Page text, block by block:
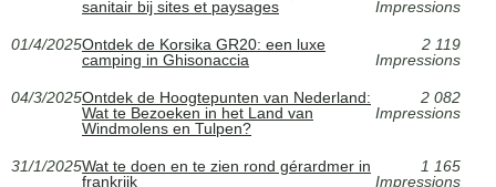
sanitair bij sites et paysages
Impressions
01/4/2025Ontdek de Korsika GR20: een luxe
camping in Ghisonaccia
2 119
Impressions
04/3/2025Ontdek de Hoogtepunten van Nederland:
Wat te Bezoeken in het Land van
Windmolens en Tulpen?
2 082
Impressions
31/1/2025Wat te doen en te zien rond gérardmer in
frankrijk
1 165
Impressions